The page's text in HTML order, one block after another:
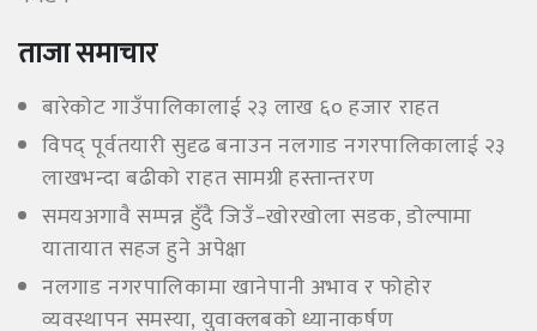
ताजा समाचार
बारेकोट गाउँपालिकालाई २३ लाख ६० हजार राहत
विपद् पूर्वतयारी सुदृढ बनाउन नलगाड नगरपालिकालाई २३
लाखभन्दा बढीको राहत सामग्री हस्तान्तरण
समयअगावै सम्पन्न हुँदै जिउँ–खोरखोला सडक, डोल्पामा
यातायात सहज हुने अपेक्षा
नलगाड नगरपालिकामा खानेपानी अभाव र फोहोर
व्यवस्थापन समस्या, युवाक्लबको ध्यानाकर्षण